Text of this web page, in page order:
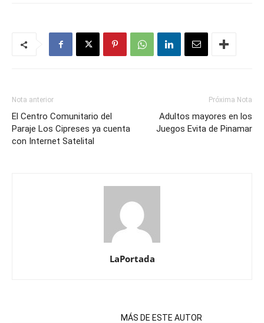
Nota anterior
El Centro Comunitario del
Paraje Los Cipreses ya cuenta
con Internet Satelital
Próxima Nota
Adultos mayores en los
Juegos Evita de Pinamar
LaPortada
MÁS DE ESTE AUTOR